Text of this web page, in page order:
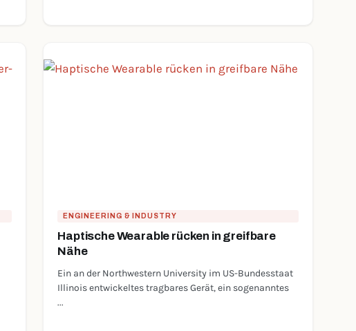
ENGINEERING & INDUSTRY
Haptische Wearable rücken in greifbare
Nähe
Ein an der Northwestern University im US-Bundesstaat
Illinois entwickeltes tragbares Gerät, ein sogenanntes
...